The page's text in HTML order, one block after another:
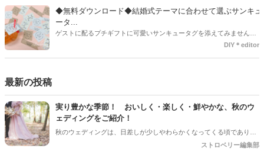
り、付けるものの素材や色にあわせて選ぶことができるんです♪*
◆無料ダウンロード◆結婚式テーマに合わせて選ぶサンキュ
ータ...
ゲストに配るプチギフトに可愛いサンキュータグを添えてみません
か？今回の記事では無料でダウンロードできる春婚にもピッタリなサ
DIY＊editor
最新の投稿
実り豊かな季節！ おいしく・楽しく・鮮やかな、秋のウ
ェディングをご紹介！
秋のウェディングは、日差しが少しやわらかくなってくる頃であり、
色々なことへの行動的がみなぎってくる季節。同時に、おいしいもの
ストロベリー編集部